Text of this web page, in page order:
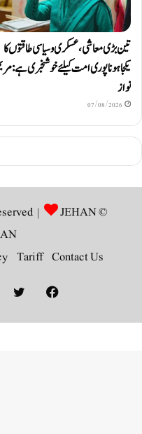
تین بڑی معاشی، عسکری و سیاسی طاقتوں کا
یکجا ہونا پوری امت کیلئے خوشخبری ہے:
نواز
07/08/2026
© Copyright 2026, All Rights Reserved |
JEHAN
Contact Us
Tariff
Facebook